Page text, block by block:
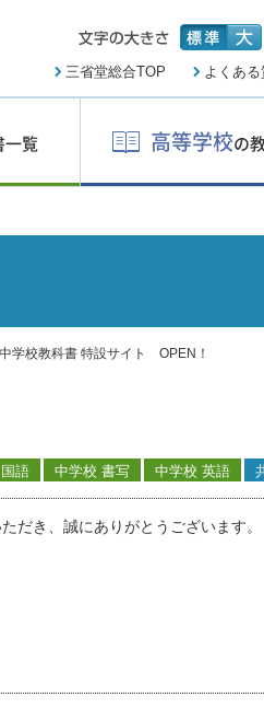
三省堂総合TOP よくある
一覧 高等学校の
学校教科書 特設サイト OPEN！
語 中学校 書写 中学校 英語
だき、誠にありがとうございます。